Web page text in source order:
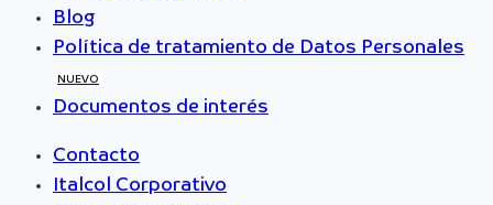
Blog
Política de tratamiento de Datos Personales
NUEVO
Documentos de interés
Contacto
Italcol Corporativo